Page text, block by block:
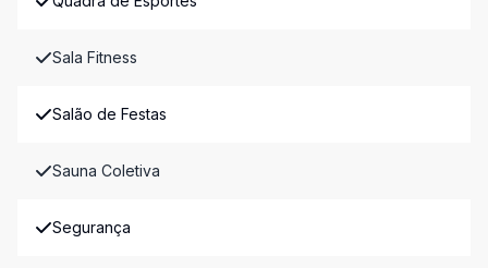
Sala Fitness
Salão de Festas
Sauna Coletiva
Segurança